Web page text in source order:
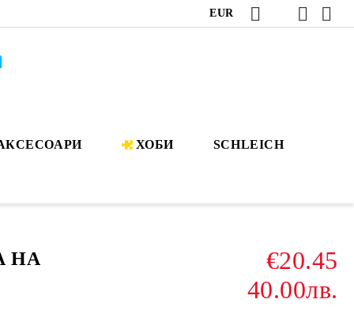
EUR
ХОБИ SCHLEICH
НА
€20.45
40.00лв.